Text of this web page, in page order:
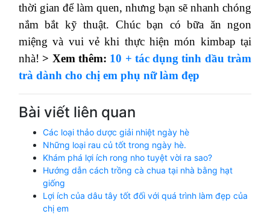
thời gian để làm quen, nhưng bạn sẽ nhanh chóng
nắm bắt kỹ thuật. Chúc bạn có bữa ăn ngon
miệng và vui vẻ khi thực hiện món kimbap tại
nhà! > Xem thêm: 10 + tác dụng tinh dầu tràm
trà dành cho chị em phụ nữ làm đẹp
Bài viết liên quan
Các loại thảo dược giải nhiệt ngày hè
Những loại rau củ tốt trong ngày hè.
Khám phá lợi ích rong nho tuyệt vời ra sao?
Hướng dẫn cách trồng cà chua tại nhà bằng hạt
giống
Lợi ích của dâu tây tốt đối với quá trình làm đẹp của
chị em